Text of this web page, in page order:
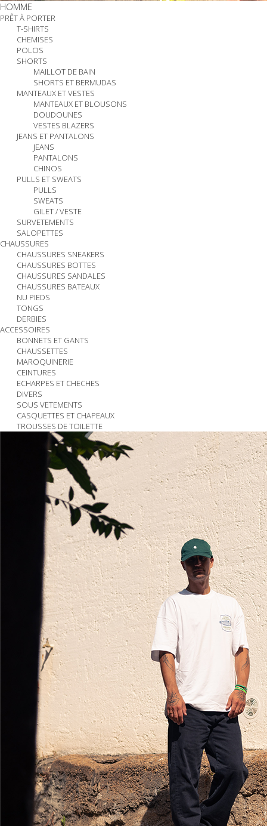
HOMME
PRÊT À PORTER
T-SHIRTS
CHEMISES
POLOS
SHORTS
MAILLOT DE BAIN
SHORTS ET BERMUDAS
MANTEAUX ET VESTES
MANTEAUX ET BLOUSONS
DOUDOUNES
VESTES BLAZERS
JEANS ET PANTALONS
JEANS
PANTALONS
CHINOS
PULLS ET SWEATS
PULLS
SWEATS
GILET / VESTE
SURVETEMENTS
SALOPETTES
CHAUSSURES
CHAUSSURES SNEAKERS
CHAUSSURES BOTTES
CHAUSSURES SANDALES
CHAUSSURES BATEAUX
NU PIEDS
TONGS
DERBIES
ACCESSOIRES
BONNETS ET GANTS
CHAUSSETTES
MAROQUINERIE
CEINTURES
ECHARPES ET CHECHES
DIVERS
SOUS VETEMENTS
CASQUETTES ET CHAPEAUX
TROUSSES DE TOILETTE